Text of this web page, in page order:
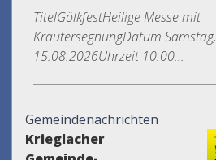
TitelGölkfestHeilige Messe mit
KräutersegnungDatum Samstag,
15.08.2026Uhrzeit 10.00...
Gemeindenachrichten
Krieglacher